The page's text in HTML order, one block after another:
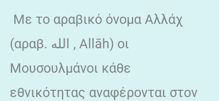
Με το αραβικό όνομα Αλλάχ
(αραβ. الله , Allāh) οι
Μουσουλμάνοι κάθε
εθνικότητας αναφέρονται στον